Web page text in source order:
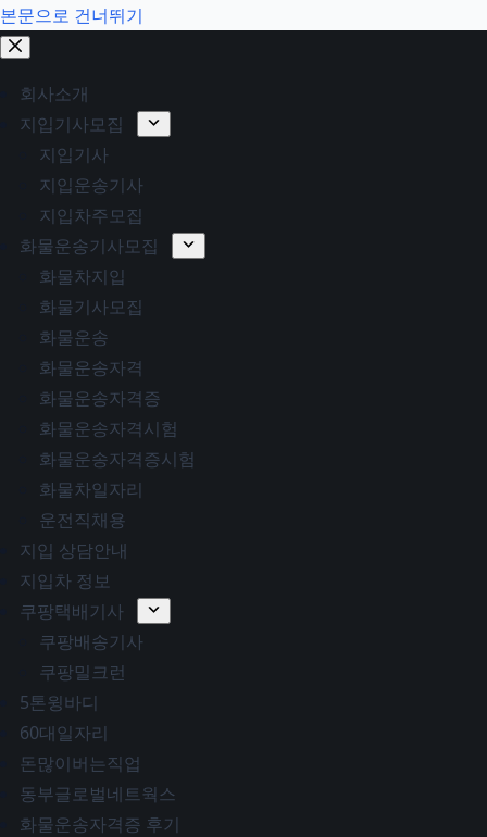
본문으로 건너뛰기
회사소개
지입기사모집
지입기사
지입운송기사
지입차주모집
화물운송기사모집
화물차지입
화물기사모집
화물운송
화물운송자격
화물운송자격증
화물운송자격시험
화물운송자격증시험
화물차일자리
운전직채용
지입 상담안내
지입차 정보
쿠팡택배기사
쿠팡배송기사
쿠팡밀크런
5톤윙바디
60대일자리
돈많이버는직업
동부글로벌네트웍스
화물운송자격증 후기